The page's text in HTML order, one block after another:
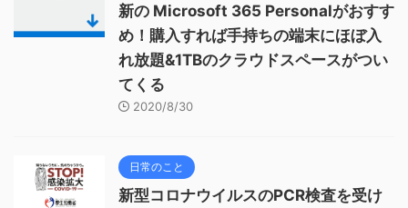
新の Microsoft 365 Personalがおすす
め！購入すれば手持ちの端末にほぼ入
れ放題&1TBのクラウドスペースがつい
てくる
2020/8/30
日常のこと
新型コロナウイルスのPCR検査を受け